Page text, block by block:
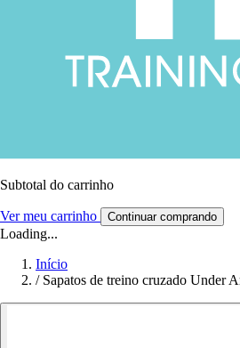
Subtotal do carrinho
Ver meu carrinho Continuar comprando
Loading...
Início
/ Sapatos de treino cruzado Under